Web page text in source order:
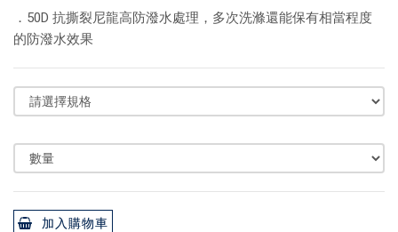
．50D 抗撕裂尼龍高防潑水處理，多次洗滌還能保有相當程度
的防潑水效果
加入購物車